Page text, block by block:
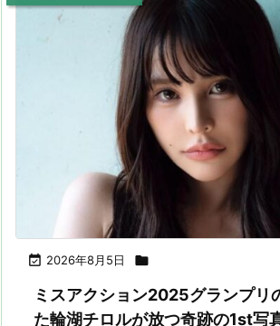
 2026年8月5日 
ミスアクション2025グランプリ
た輪湖チロルが放つ奇跡の1st写